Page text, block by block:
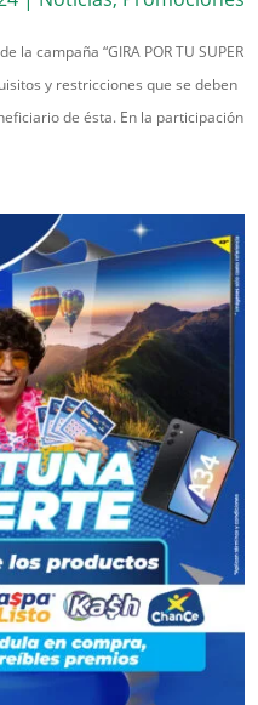
la campaña “GIRA POR TU SUPER
y restricciones que se deben
de ésta. En la participación